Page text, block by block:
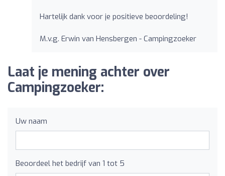
Hartelijk dank voor je positieve beoordeling!
M.v.g. Erwin van Hensbergen - Campingzoeker
Laat je mening achter over
Campingzoeker:
Uw naam
Beoordeel het bedrijf van 1 tot 5